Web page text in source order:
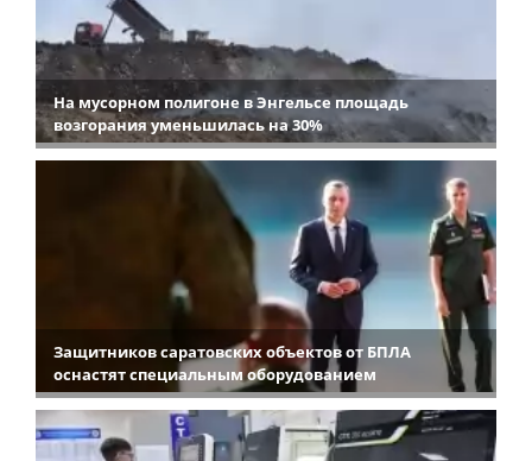
На мусорном полигоне в Энгельсе площадь
возгорания уменьшилась на 30%
Защитников саратовских объектов от БПЛА
оснастят специальным оборудованием